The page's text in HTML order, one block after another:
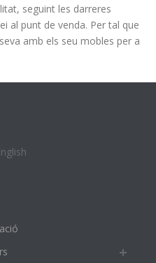
seguint les darreres
al punt de venda. Per tal que
amb els seu mobles per a